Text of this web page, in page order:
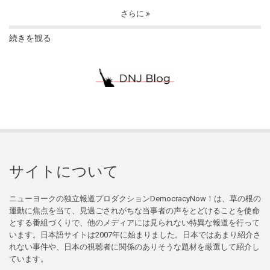
さらに
続きを観る
サイトについて
ニューヨークの独立報道プロダクションDemocracyNow！は、草の根の
運動に焦点を当て、見過ごされがちな当事者の声をとどけることを使命
とする番組づくりで、他のメディアには見られない特異な報道を行って
います。日本語サイトは2007年に始まりました。日本ではあまり紹介さ
れない事件や、日本の視聴者に関係のありそうな題材を厳選して紹介し
ています。